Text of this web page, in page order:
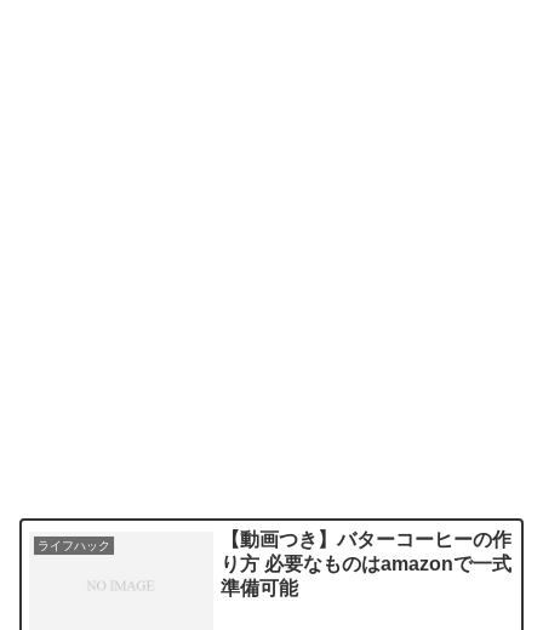
ライフハック
【動画つき】バターコーヒーの作
り方 必要なものはamazonで一式
準備可能